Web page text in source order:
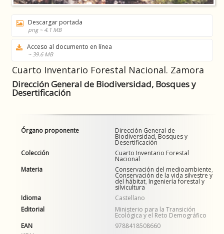
Descargar portada
png ~ 4.1 MB
Acceso al documento en línea
~ 39.6 MB
Cuarto Inventario Forestal Nacional. Zamora
Dirección General de Biodiversidad, Bosques y
Desertificación
Órgano proponente Dirección General de
Biodiversidad, Bosques y
Desertificación
Colección
Cuarto Inventario Forestal
Nacional
Materia
Conservación del medioambiente,
Conservación de la vida silvestre y
del hábitat, Ingeniería forestal y
silvicultura
Idioma
Castellano
Editorial
Ministerio para la Transición
Ecológica y el Reto Demográfico
EAN
9788418508660